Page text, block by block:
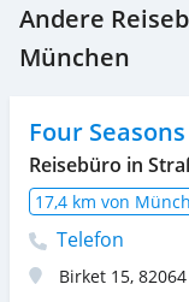
Andere
München
Four
Reisebüro in
17,4 km von
Telefon
Birket 15, 82064